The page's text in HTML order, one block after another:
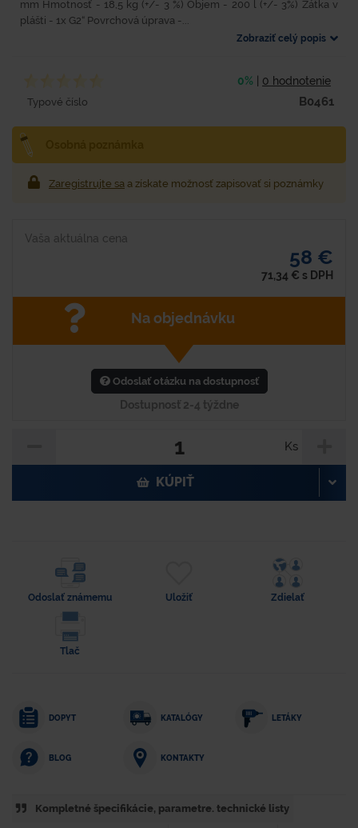
mm Hmotnosť - 18,5 kg (+/- 3 %) Objem - 200 l (+/- 3%) Zátka v
plášti - 1x G2“ Povrchová úprava -...
Zobraziť celý popis
0% 0 hodnotenie
Typové číslo B0461
Zaregistrujte sa a získate možnosť zapisovať si poznámky
Vaša aktuálna cena
58 €
71,34 € s DPH
Na objednávku
Odoslať otázku na dostupnosť
Dostupnosť 2-4 týždne
Ks
KÚPIŤ
Odoslať známemu Uložiť Zdielať
Tlač
DOPYT KATALÓGY LETÁKY
BLOG KONTAKTY
Kompletné špecifikácie, parametre. technické listy